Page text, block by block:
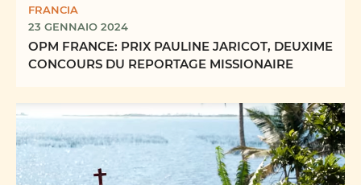
FRANCIA
23 GENNAIO 2024
OPM FRANCE: PRIX PAULINE JARICOT, DEUXIME
CONCOURS DU REPORTAGE MISSIONAIRE